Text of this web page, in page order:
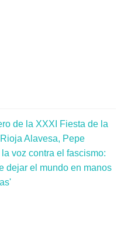
de la XXXI Fiesta de la
Alavesa, Pepe
voz contra el fascismo:
dejar el mundo en manos